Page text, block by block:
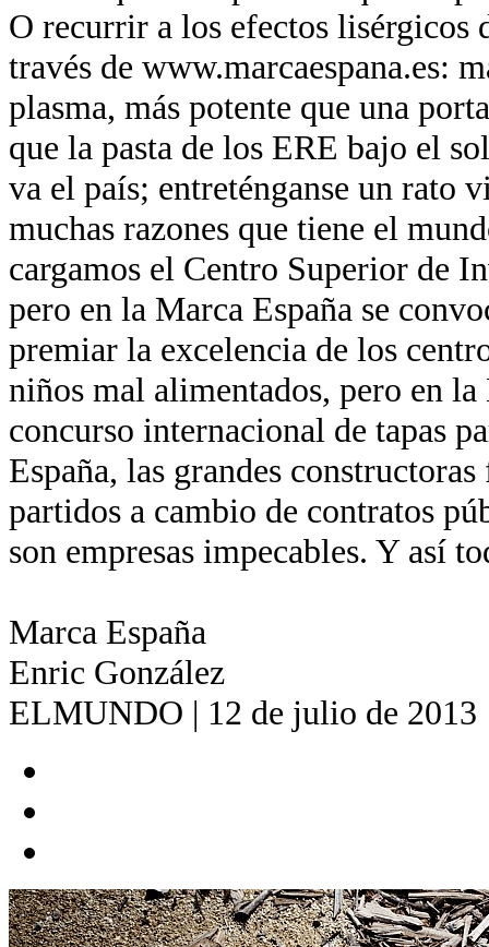
O recurrir a los efectos lisérgicos
través de www.marcaespana.es:
plasma, más potente que una
que la pasta de los ERE bajo el
va el país; entreténganse un rato
muchas razones que tiene el
cargamos el Centro Superior de
pero en la Marca España se
premiar la excelencia de los
niños mal alimentados, pero en
concurso internacional de tapas
España, las grandes
partidos a cambio de contratos
son empresas impecables. Y así
Marca España
Enric González
ELMUNDO | 12 de julio de 2013